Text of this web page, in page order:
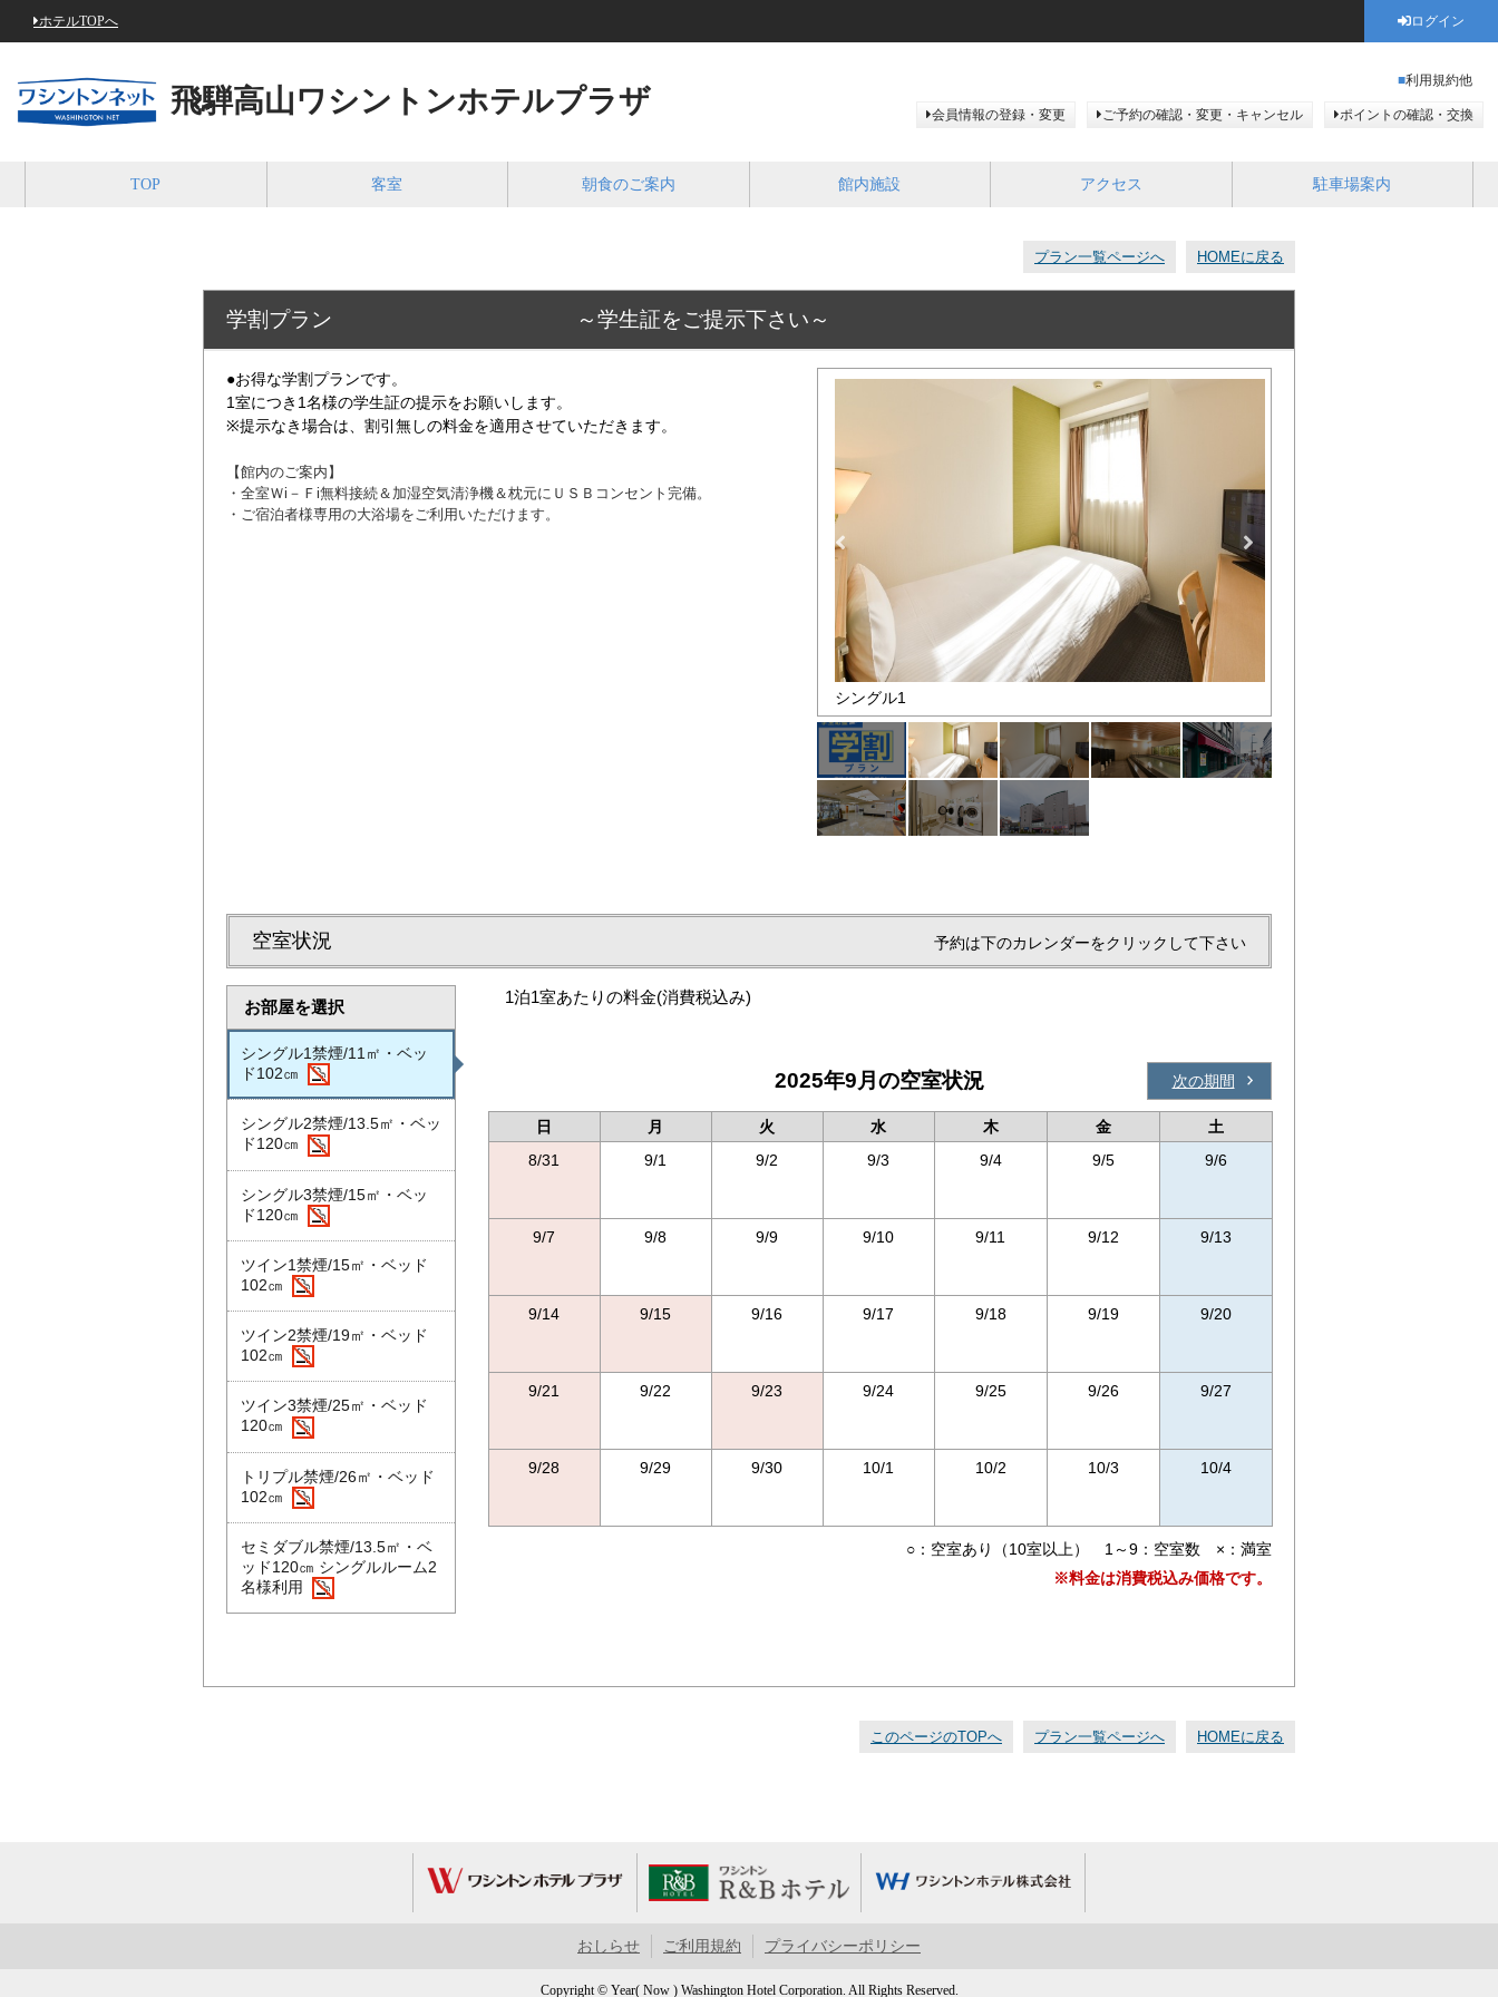
ホテルTOPへ ログイン
飛騨高山ワシントンホテルプラザ
利用規約他
会員情報の登録・変更 ご予約の確認・変更・キャンセル ポイントの確認・交換
TOP 客室 朝食のご案内 館内施設 アクセス 駐車場案内
プラン一覧ページへ HOMEに戻る
学割プラン ～学生証をご提示下さい～
●お得な学割プランです。
1室につき1名様の学生証の提示をお願いします。
※提示なき場合は、割引無しの料金を適用させていただきます。
【館内のご案内】
・全室Ｗi－Ｆi無料接続＆加湿空気清浄機＆枕元にＵＳＢコンセント完備。
・ご宿泊者様専用の大浴場をご利用いただけます。
シングル1
空室状況 予約は下のカレンダーをクリックして下さい
お部屋を選択
シングル1禁煙/11㎡・ベッ
ド102㎝
シングル2禁煙/13.5㎡・ベッ
ド120㎝
シングル3禁煙/15㎡・ベッ
ド120㎝
ツイン1禁煙/15㎡・ベッド
102㎝
ツイン2禁煙/19㎡・ベッド
102㎝
ツイン3禁煙/25㎡・ベッド
120㎝
トリプル禁煙/26㎡・ベッド
102㎝
セミダブル禁煙/13.5㎡・ベ
ッド120㎝ シングルルーム2
名様利用
1泊1室あたりの料金(消費税込み)
2025年9月の空室状況 次の期間
日 月 火 水 木 金
土
8/31
9/1 9/2 9/3 9/4 9/5 9/6
9/7 9/8 9/9 9/10 9/11 9/12 9/13
9/14 9/15 9/16 9/17 9/18 9/19 9/20
9/21 9/22 9/23 9/24 9/25 9/26 9/27
9/28 9/29 9/30 10/1 10/2 10/3 10/4
○：空室あり（10室以上） 1～9：空室数 ×：満室
※料金は消費税込み価格です。
このページのTOPへ プラン一覧ページへ HOMEに戻る
おしらせ ご利用規約 プライバシーポリシー
Copyright © Year( Now ) Washington Hotel Corporation. All Rights Reserved.